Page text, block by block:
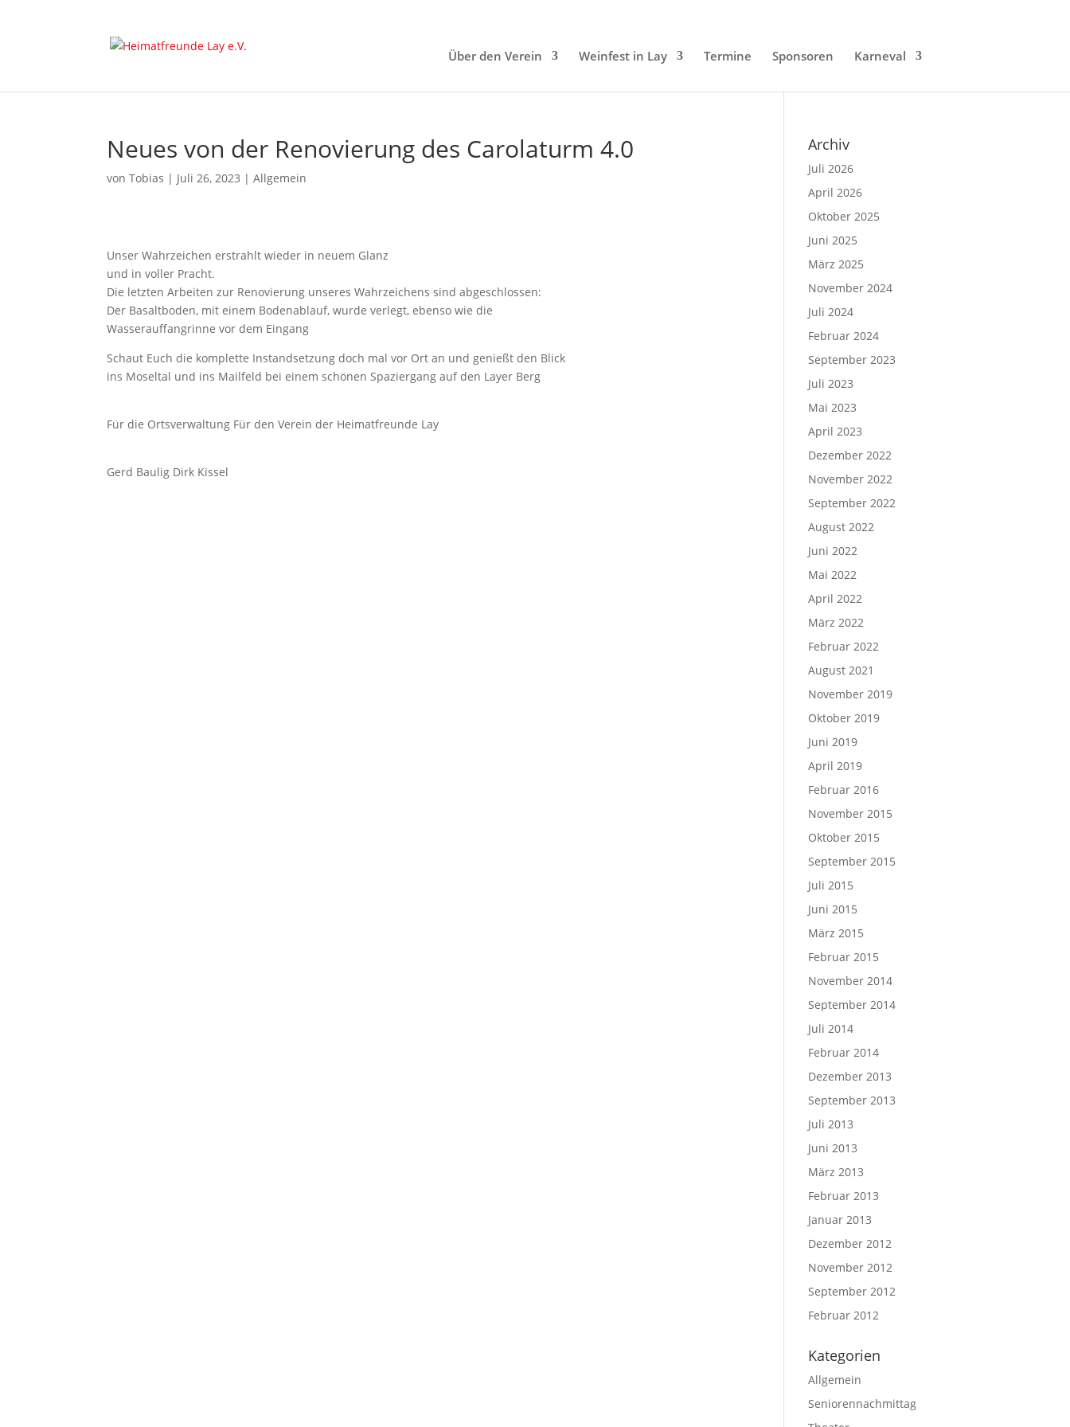
Über den Verein Weinfest in Lay Termine Sponsoren Karneval
Neues von der Renovierung des Carolaturm 4.0
vonTobias | Juli 26, 2023 |Allgemein
Unser Wahrzeichen erstrahlt wieder in neuem Glanz
und in voller Pracht.
Die letzten Arbeiten zur Renovierung unseres Wahrzeichens sind abgeschlossen:
Der Basaltboden, mit einem Bodenablauf, wurde verlegt, ebenso wie die
Wasserauffangrinne vor dem Eingang
Schaut Euch die komplette Instandsetzung doch mal vor Ort an und genießt den Blick
ins Moseltal und ins Mailfeld bei einem schönen Spaziergang auf den Layer Berg
Für die Ortsverwaltung Für den Verein der Heimatfreunde Lay
Gerd Baulig Dirk Kissel
Archiv
Juli 2026
April 2026
Oktober 2025
Juni 2025
März 2025
November 2024
Juli 2024
Februar 2024
September 2023
Juli 2023
Mai 2023
April 2023
Dezember 2022
November 2022
September 2022
August 2022
Juni 2022
Mai 2022
April 2022
März 2022
Februar 2022
August 2021
November 2019
Oktober 2019
Juni 2019
April 2019
Februar 2016
November 2015
Oktober 2015
September 2015
Juli 2015
Juni 2015
März 2015
Februar 2015
November 2014
September 2014
Juli 2014
Februar 2014
Dezember 2013
September 2013
Juli 2013
Juni 2013
März 2013
Februar 2013
Januar 2013
Dezember 2012
November 2012
September 2012
Februar 2012
Kategorien
Allgemein
Seniorennachmittag